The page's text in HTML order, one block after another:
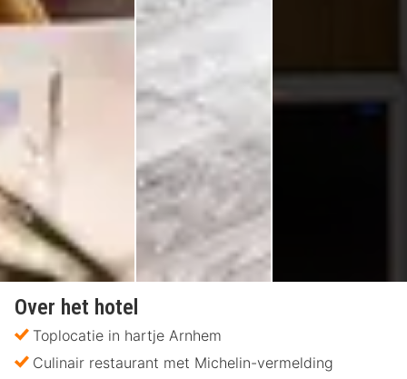
Over het hotel
Toplocatie in hartje Arnhem
Culinair restaurant met Michelin-vermelding